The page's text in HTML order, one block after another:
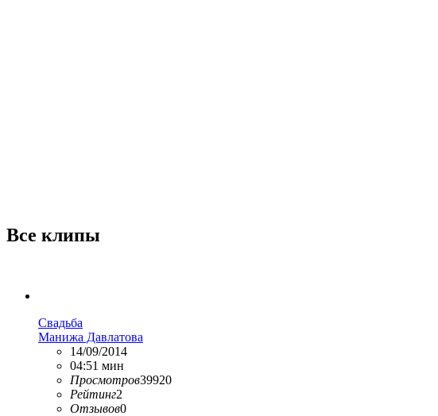
Все клипы
Свадьба
Манижа Давлатова
14/09/2014
04:51 мин
Просмотров39920
Рейтинг2
Отзывов0